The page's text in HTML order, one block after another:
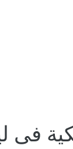
فى